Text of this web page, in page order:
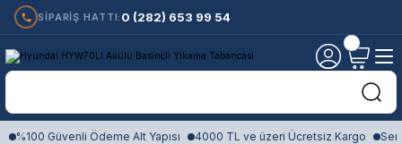
SİPARİŞ HATTI: 0 (282) 653 99 54
%100 Güvenli Ödeme Alt Yapısı 4000 TL ve üzeri Ücretsiz Kargo